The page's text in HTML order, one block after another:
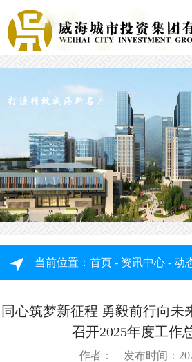
首
走
进
城
团
况
组
资
中
心
打造精致威海新名片
当前位置： 首页- 资讯中心- 动
同心筑梦新征程 勇毅前行向
召开2025年度工作
作者： 发布时间：